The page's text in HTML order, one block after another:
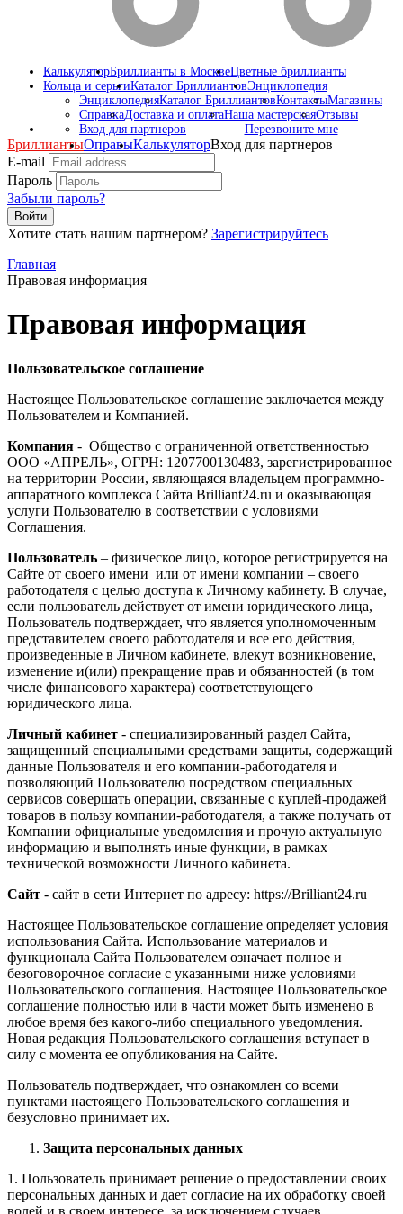
КалькуляторБриллианты в МосквеЦветные бриллианты
Кольца и серьгиКаталог БриллиантовЭнциклопедия
ЭнциклопедияКаталог БриллиантовКонтактыМагазины
СправкаДоставка и оплатаНаша мастерскаяОтзывы
Вход для партнеров
Перезвоните мне
БриллиантыОправыКалькуляторВход для партнеров
E-mail
Пароль
Забыли пароль?
Войти
Хотите стать нашим партнером? Зарегистрируйтесь
Главная
Правовая информация
Правовая информация
Пользовательское соглашение
Настоящее Пользовательское соглашение заключается между
Пользователем и Компанией.
Компания - Общество с ограниченной ответственностью
ООО «АПРЕЛЬ», ОГРН: 1207700130483, зарегистрированное
на территории России, являющаяся владельцем программно-
аппаратного комплекса Сайта Brilliant24.ru и оказывающая
услуги Пользователю в соответствии с условиями
Соглашения.
Пользователь – физическое лицо, которое регистрируется на
Сайте от своего имени или от имени компании – своего
работодателя с целью доступа к Личному кабинету. В случае,
если пользователь действует от имени юридического лица,
Пользователь подтверждает, что является уполномоченным
представителем своего работодателя и все его действия,
произведенные в Личном кабинете, влекут возникновение,
изменение и(или) прекращение прав и обязанностей (в том
числе финансового характера) соответствующего
юридического лица.
Личный кабинет - специализированный раздел Сайта,
защищенный специальными средствами защиты, содержащий
данные Пользователя и его компании-работодателя и
позволяющий Пользователю посредством специальных
сервисов совершать операции, связанные с куплей-продажей
товаров в пользу компании-работодателя, а также получать от
Компании официальные уведомления и прочую актуальную
информацию и выполнять иные функции, в рамках
технической возможности Личного кабинета.
Сайт - сайт в сети Интернет по адресу: https://Brilliant24.ru
Настоящее Пользовательское соглашение определяет условия
использования Сайта. Использование материалов и
функционала Сайта Пользователем означает полное и
безоговорочное согласие с указанными ниже условиями
Пользовательского соглашения. Настоящее Пользовательское
соглашение полностью или в части может быть изменено в
любое время без какого-либо специального уведомления.
Новая редакция Пользовательского соглашения вступает в
силу с момента ее опубликования на Сайте.
Пользователь подтверждает, что ознакомлен со всеми
пунктами настоящего Пользовательского соглашения и
безусловно принимает их.
Защита персональных данных
1. Пользователь принимает решение о предоставлении своих
персональных данных и дает согласие на их обработку своей
волей и в своем интересе, за исключением случаев,